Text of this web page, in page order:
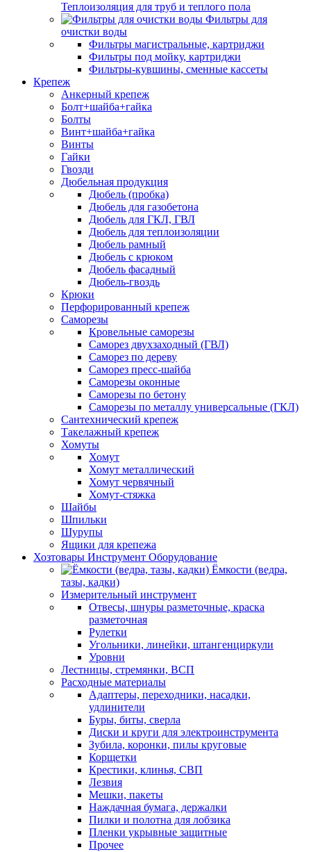
Теплоизоляция для труб и теплого пола
Фильтры для
очистки воды
Фильтры магистральные, картриджи
Фильтры под мойку, картриджи
Фильтры-кувшины, сменные кассеты
Крепеж
Анкерный крепеж
Болт+шайба+гайка
Болты
Винт+шайба+гайка
Винты
Гайки
Гвозди
Дюбельная продукция
Дюбель (пробка)
Дюбель для газобетона
Дюбель для ГКЛ, ГВЛ
Дюбель для теплоизоляции
Дюбель рамный
Дюбель с крюком
Дюбель фасадный
Дюбель-гвоздь
Крюки
Перфорированный крепеж
Саморезы
Кровельные саморезы
Саморез двухзаходный (ГВЛ)
Саморез по дереву
Саморез пресс-шайба
Саморезы оконные
Саморезы по бетону
Саморезы по металлу универсальные (ГКЛ)
Сантехнический крепеж
Такелажный крепеж
Хомуты
Хомут
Хомут металлический
Хомут червячный
Хомут-стяжка
Шайбы
Шпильки
Шурупы
Ящики для крепежа
Хозтовары Инструмент Оборудование
Ёмкости (ведра,
тазы, кадки)
Измерительный инструмент
Отвесы, шнуры разметочные, краска
разметочная
Рулетки
Угольники, линейки, штангенциркули
Уровни
Лестницы, стремянки, ВСП
Расходные материалы
Адаптеры, переходники, насадки,
удлинители
Буры, биты, сверла
Диски и круги для электроинструмента
Зубила, коронки, пилы круговые
Корщетки
Крестики, клинья, СВП
Лезвия
Мешки, пакеты
Наждачная бумага, держалки
Пилки и полотна для лобзика
Пленки укрывные защитные
Прочее